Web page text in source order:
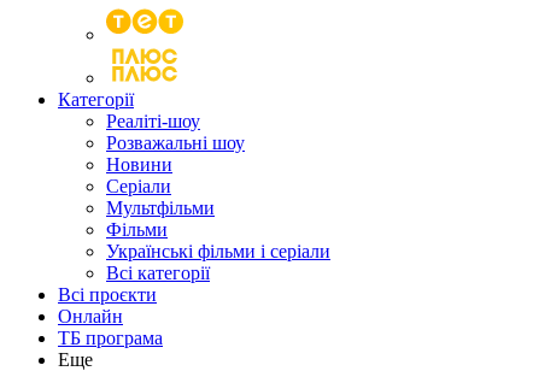
Категорії
Реаліті-шоу
Розважальні шоу
Новини
Серіали
Мультфільми
Фільми
Українські фільми і серіали
Всі категорії
Всі проєкти
Онлайн
ТБ програма
Еще